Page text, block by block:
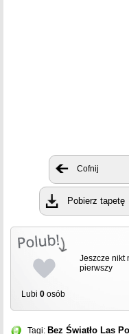
Cofnij
Pobierz tapetę
Lubi 0 osób
Jeszcze nikt
pierwszy
Tagi: Bez Światło Las